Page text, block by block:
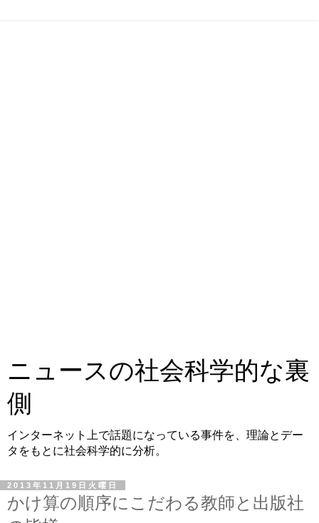
ニュースの社会科学的な裏
側
インターネット上で話題になっている事件を、理論とデー
タをもとに社会科学的に分析。
2013年11月19日火曜日
かけ算の順序にこだわる教師と出版社